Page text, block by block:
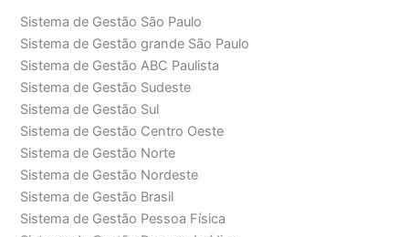
Sistema de Gestão São Paulo
Sistema de Gestão grande São Paulo
Sistema de Gestão ABC Paulista
Sistema de Gestão Sudeste
Sistema de Gestão Sul
Sistema de Gestão Centro Oeste
Sistema de Gestão Norte
Sistema de Gestão Nordeste
Sistema de Gestão Brasil
Sistema de Gestão Pessoa Física